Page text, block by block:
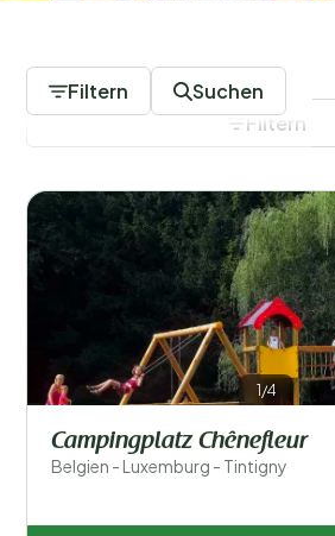
Filtern Suchen
Filter speichern
Filtern
1/4
Campingplatz Chênefleur
Belgien - Luxemburg - Tintigny